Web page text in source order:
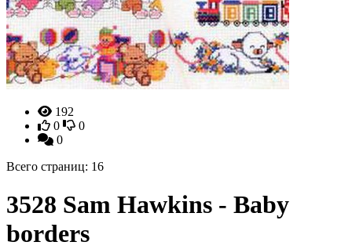
192
0
0
0
Всего страниц: 16
3528 Sam Hawkins - Baby
borders